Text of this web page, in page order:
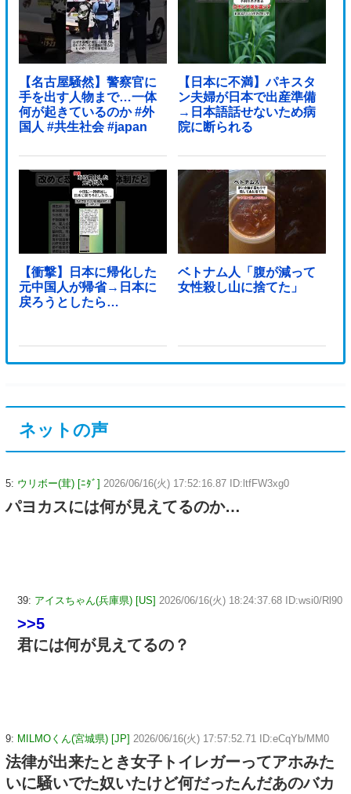
【名古屋騒然】警察官に
手を出す人物まで…一体
何が起きているのか #外
国人 #共生社会 #japan
【日本に不満】パキスタ
ン夫婦が日本で出産準備
→日本語話せないため病
院に断られる
【衝撃】日本に帰化した
元中国人が帰省→日本に
戻ろうとしたら…
ベトナム人「腹が減って
女性殺し山に捨てた」
ネットの声
5: ウリボー(茸) [ﾆﾀﾞ] 2026/06/16(火) 17:52:16.87 ID:ltfFW3xg0
パヨカスには何が見えてるのか…
39: アイスちゃん(兵庫県) [US] 2026/06/16(火) 18:24:37.68 ID:wsi0/Rl90
>>5
君には何が見えてるの？
9: MILMOくん(宮城県) [JP] 2026/06/16(火) 17:57:52.71 ID:eCqYb/MM0
法律が出来たとき女子トイレガーってアホみた
いに騒いでた奴いたけど何だったんだあのバカ